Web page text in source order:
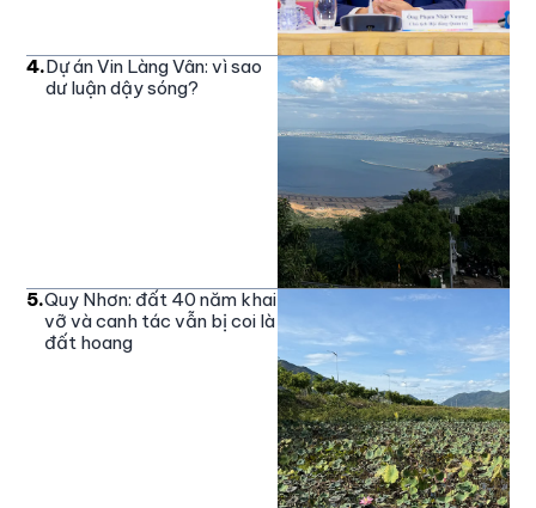
4.Dự án Vin Làng Vân: vì sao
dư luận dậy sóng?
5.Quy Nhơn: đất 40 năm khai
vỡ và canh tác vẫn bị coi là
đất hoang